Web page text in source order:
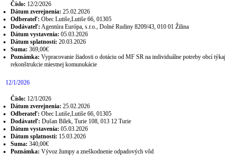
Číslo: 12/2/2026
Dátum zverejnenia: 25.02.2026
Odberateľ: Obec Lutiše,Lutiše 66, 01305
Dodávateľ: Agentúra Európa, s.r.o., Dolné Rudiny 8209/43, 010 01 Žilina
Dátum vystavenia: 05.03.2026
Dátum splatnosti: 20.03.2026
Suma: 369,00€
Poznámka: Vypracovanie žiadosti o dotáciu od MF SR na individuálne potreby obcí
rekonštrukcie miestnej komunukácie
12/1/2026
Číslo: 12/1/2026
Dátum zverejnenia: 25.02.2026
Odberateľ: Obec Lutiše,Lutiše 66, 01305
Dodávateľ: Dušan Bílek, Turie 108, 013 12 Turie
Dátum vystavenia: 05.03.2026
Dátum splatnosti: 15.03.2026
Suma: 340,00€
Poznámka: Vývoz žumpy a zneškodnenie odpadových vôd